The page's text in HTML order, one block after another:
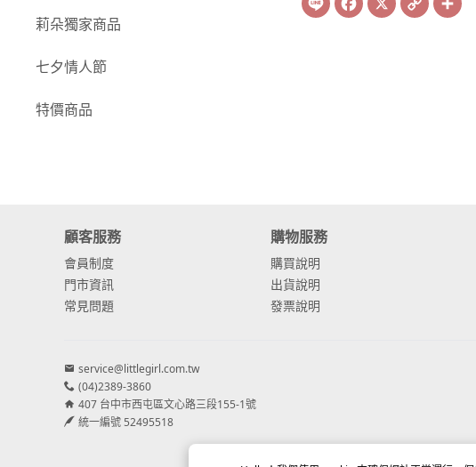
菊花
-
蘭花⧸大理花
康乃馨
- 安娜貝爾繡球花
- 日本繡球花
- 重瓣繡球花
配花
- 滿天星⧸木滿天星
莉朵獨家商品
七夕情人節
特價商品
Link
顧客服務
會員制度
門市資訊
常見問題
購物服務
購買說明
出貨說明
發票說明
service@littlegirl.com.tw
(04)2389-3860
407 台中市西屯區文心路三段155-1號
統一編號 52495518